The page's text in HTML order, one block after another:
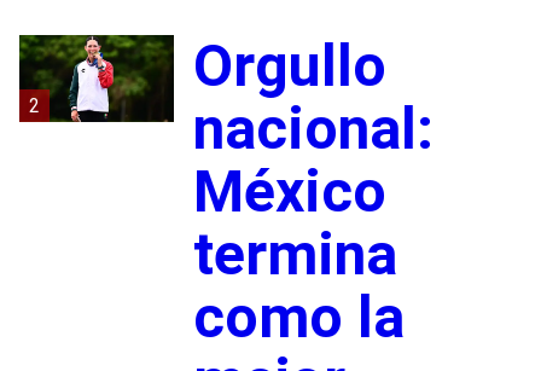
2
Orgullo
nacional:
México
termina
como la